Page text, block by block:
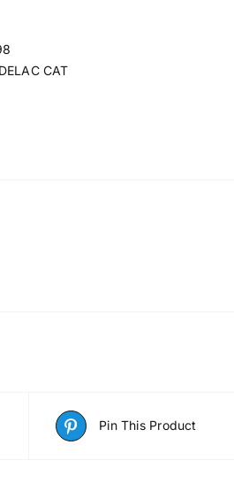
CAT
Pin This Product